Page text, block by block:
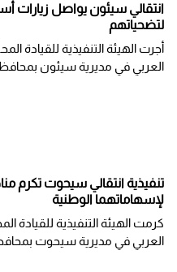
انتقالي سيئون يواصل زيارات
لتضحياتهم
أجرت الهيئة التنفيذية للقيادة
العربي في مديرية سيئون
تنفيذية انتقالي سيحوت تكرم
لإسهاماتهما الوطنية
كرمت الهيئة التنفيذية للقيادة
العربي في مديرية سيحوت